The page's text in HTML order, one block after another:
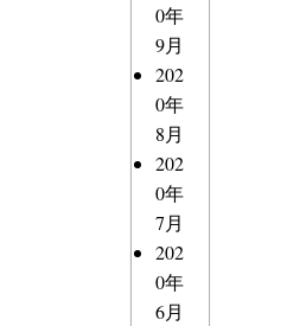
0年
9月
202
0年
8月
202
0年
7月
202
0年
6月